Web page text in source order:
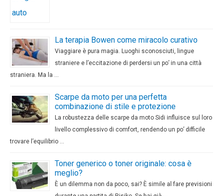
La terapia Bowen come miracolo curativo
Viaggiare è pura magia. Luoghi sconosciuti, lingue
straniere e l’eccitazione di perdersi un po’ in una città
straniera. Ma la …
Scarpe da moto per una perfetta
combinazione di stile e protezione
La robustezza delle scarpe da moto Sidi influisce sul loro
livello complessivo di comfort, rendendo un po’ difficile
trovare l’equilibrio …
Toner generico o toner originale: cosa è
meglio?
È un dilemma non da poco, sai? È simile al fare previsioni